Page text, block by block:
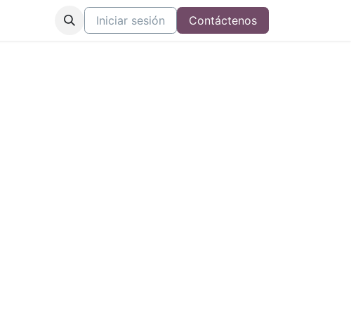
Iniciar sesión Contáctenos